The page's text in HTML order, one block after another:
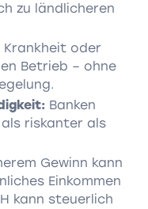
zu ländlicheren
Krankheit oder
Betrieb – ohne
Banken
riskanter als
Gewinn kann
Einkommen
kann steuerlich